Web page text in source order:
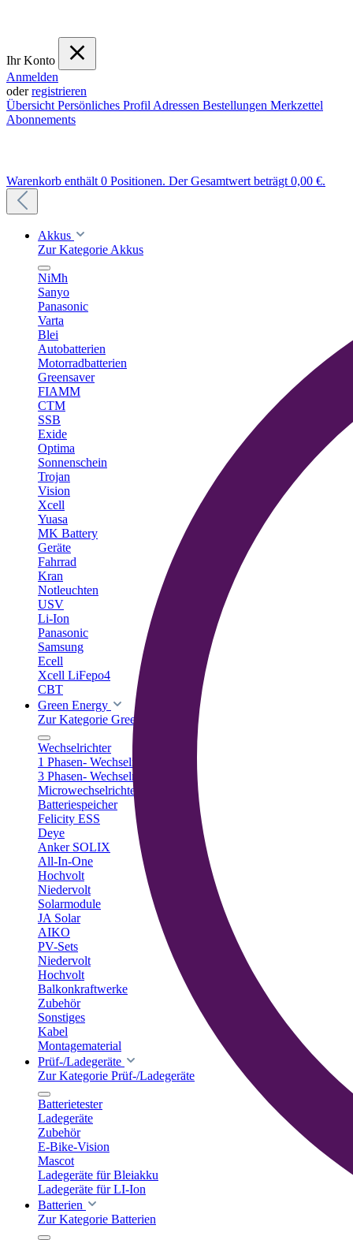
Ihr Konto
Anmelden
oderregistrieren
Übersicht Persönliches Profil Adressen Bestellungen Merkzettel
Abonnements
Warenkorb enthält 0 Positionen. Der Gesamtwert beträgt 0,00 €.
Akkus
Zur Kategorie Akkus
NiMh
Sanyo
Panasonic
Varta
Blei
Autobatterien
Motorradbatterien
Greensaver
FIAMM
CTM
SSB
Exide
Optima
Sonnenschein
Trojan
Vision
Xcell
Yuasa
MK Battery
Geräte
Fahrrad
Kran
Notleuchten
USV
Li-Ion
Panasonic
Samsung
Ecell
Xcell LiFepo4
CBT
Green Energy
Zur Kategorie Green Energy
Wechselrichter
1 Phasen- Wechselrichter
3 Phasen- Wechselrichter
Microwechselrichter
Batteriespeicher
Felicity ESS
Deye
Anker SOLIX
All-In-One
Hochvolt
Niedervolt
Solarmodule
JA Solar
AIKO
PV-Sets
Niedervolt
Hochvolt
Balkonkraftwerke
Zubehör
Sonstiges
Kabel
Montagematerial
Prüf-/Ladegeräte
Zur Kategorie Prüf-/Ladegeräte
Batterietester
Ladegeräte
Zubehör
E-Bike-Vision
Mascot
Ladegeräte für Bleiakku
Ladegeräte für LI-Ion
Batterien
Zur Kategorie Batterien